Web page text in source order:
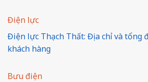
Điện lực
Điện lực Thạch Thất: Địa chỉ và tổng
khách hàng
Bưu điện